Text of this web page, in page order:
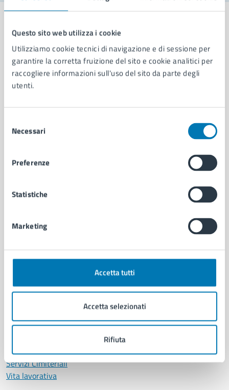
Questo sito web utilizza i cookie
Utilizziamo cookie tecnici di navigazione e di sessione per
garantire la corretta fruizione del sito e cookie analitici per
raccogliere informazioni sull'uso del sito da parte degli
utenti.
delNecessari
Preferenze
Statistiche
Marketing
Accetta tutti
Accetta selezionati
Rifiuta
Comune di Napoli
AMMINISTRAZIONE
Municipalità
Politici
Documenti e dati
Cultura e tempo libero
Documenti e certificati
Giustizia e sicurezza pubblica
Salute, benessere e assistenza
Servizi Cimiteriali
Vita lavorativa